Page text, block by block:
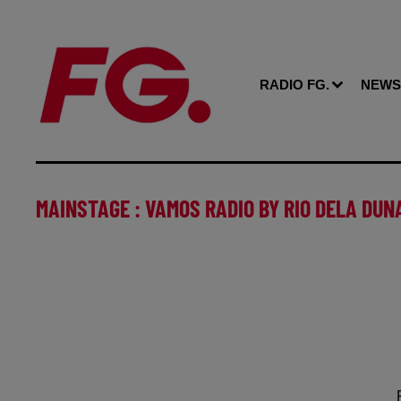
RADIO FG. NEWS
MAINSTAGE : VAMOS RADIO BY RIO DELA